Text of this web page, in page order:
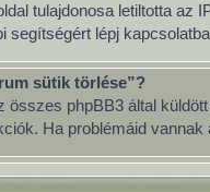
tulajdonosa letiltotta az
segítségért lépj
sütik törlése”?
összes phpBB3 által
Ha problémáid